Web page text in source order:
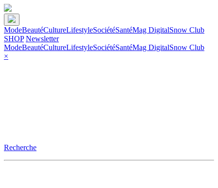
ModeBeautéCultureLifestyleSociétéSantéMag DigitalSnow Club
SHOP Newsletter
ModeBeautéCultureLifestyleSociétéSantéMag DigitalSnow Club
×
Recherche